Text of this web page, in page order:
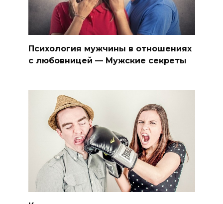
Психология мужчины в отношениях
с любовницей — Мужские секреты